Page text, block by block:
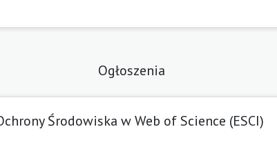
Ogłoszenia
Środowiska w Web of Science (ESCI)